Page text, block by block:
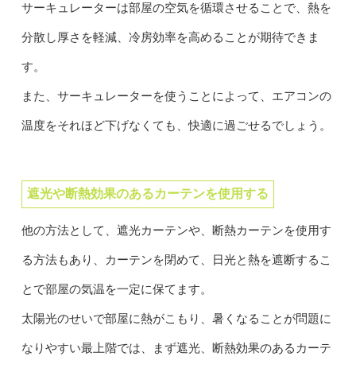
サーキュレーターは部屋の空気を循環させることで、熱を
分散し厚さを軽減、冷房効率を高めることが期待できま
す。
また、サーキュレーターを使うことによって、エアコンの
温度をそれほど下げなくても、快適に過ごせるでしょう。
遮光や断熱効果のあるカーテンを使用する
他の方法として、遮光カーテンや、断熱カーテンを使用す
る方法もあり、カーテンを閉めて、日光と熱を遮断するこ
とで部屋の気温を一定に保てます。
太陽光のせいで部屋に熱がこもり、暑くなることが問題に
なりやすい最上階では、まず遮光、断熱効果のあるカーテ